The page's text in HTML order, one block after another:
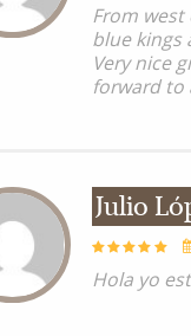
From
blue kings
Very nice
forward to
Julio
Hola yo